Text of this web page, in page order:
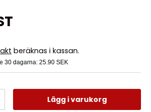
beräknas i kassan.
30 dagarna: 25.90 SEK
Lägg i varukorg